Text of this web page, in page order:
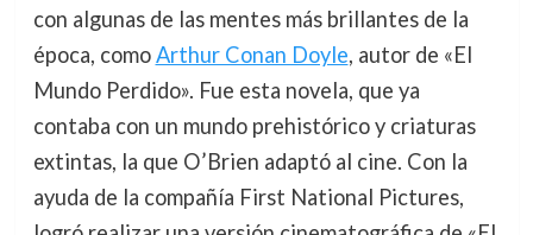
con algunas de las mentes más brillantes de la
época, comoArthur Conan Doyle, autor de «El
Mundo Perdido». Fue esta novela, que ya
contaba con un mundo prehistórico y criaturas
extintas, la que O’Brien adaptó al cine. Con la
ayuda de la compañía First National Pictures,